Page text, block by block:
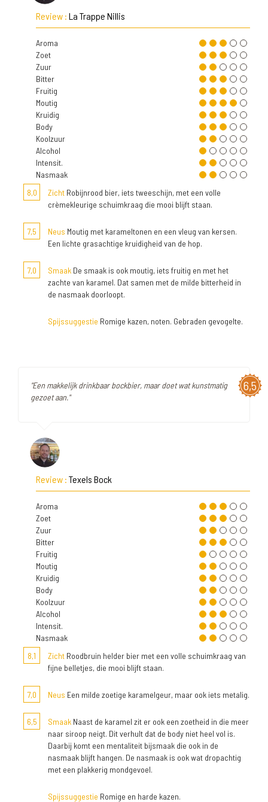
Review : La Trappe Nillis
Aroma
Zoet
Zuur
Bitter
Fruitig
Moutig
Kruidig
Body
Koolzuur
Alcohol
Intensit.
Nasmaak
8,0
Zicht Robijnrood bier, iets tweeschijn, met een volle
crèmekleurige schuimkraag die mooi blijft staan.
7,5 Neus Moutig met karameltonen en een vleug van kersen.
Een lichte grasachtige kruidigheid van de hop.
7,0 Smaak De smaak is ook moutig, iets fruitig en met het
zachte van karamel. Dat samen met de milde bitterheid in
de nasmaak doorloopt.
Spijssuggestie Romige kazen, noten. Gebraden gevogelte.
6,5
"Een makkelijk drinkbaar bockbier, maar doet wat kunstmatig
gezoet aan."
Review : Texels Bock
Aroma
Zoet
Zuur
Bitter
Fruitig
Moutig
Kruidig
Body
Koolzuur
Alcohol
Intensit.
Nasmaak
8,1
Zicht Roodbruin helder bier met een volle schuimkraag van
fijne belletjes, die mooi blijft staan.
7,0 Neus Een milde zoetige karamelgeur, maar ook iets metalig.
6,5 Smaak Naast de karamel zit er ook een zoetheid in die meer
naar siroop neigt. Dit verhult dat de body niet heel vol is.
Daarbij komt een mentaliteit bijsmaak die ook in de
nasmaak blijft hangen. De nasmaak is ook wat dropachtig
met een plakkerig mondgevoel.
Spijssuggestie Romige en harde kazen.